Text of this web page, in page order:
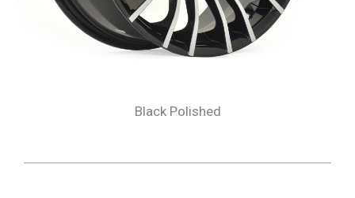
Black Polished